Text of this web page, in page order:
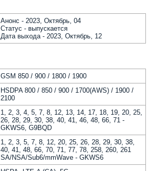
Анонс - 2023, Октябрь, 04
Статус - выпускается
Дата выхода - 2023, Октябрь, 12
GSM 850 / 900 / 1800 / 1900
HSDPA 800 / 850 / 900 / 1700(AWS) / 1900 /
2100
1, 2, 3, 4, 5, 7, 8, 12, 13, 14, 17, 18, 19, 20, 25,
26, 28, 29, 30, 38, 40, 41, 46, 48, 66, 71 -
GKWS6, G9BQD
1, 2, 3, 5, 7, 8, 12, 20, 25, 26, 28, 29, 30, 38,
40, 41, 48, 66, 70, 71, 77, 78, 258, 260, 261
SA/NSA/Sub6/mmWave - GKWS6